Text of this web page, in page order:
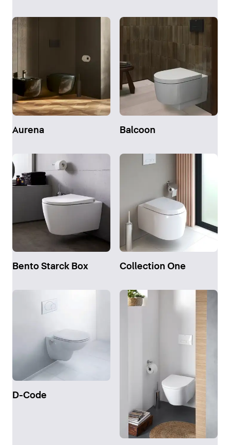
Aurena Balcoon
Bento Starck Box Collection One
D-Code